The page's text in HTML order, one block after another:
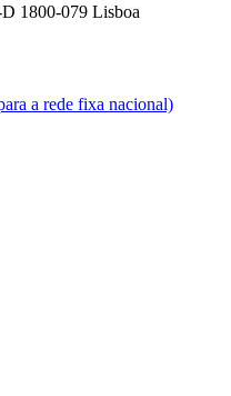
1800-079 Lisboa
a rede fixa nacional)